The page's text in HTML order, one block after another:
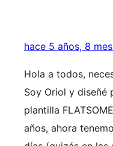
hace 5 años, 8
Hola a todos,
Soy Oriol y diseñé
plantilla
años, ahora